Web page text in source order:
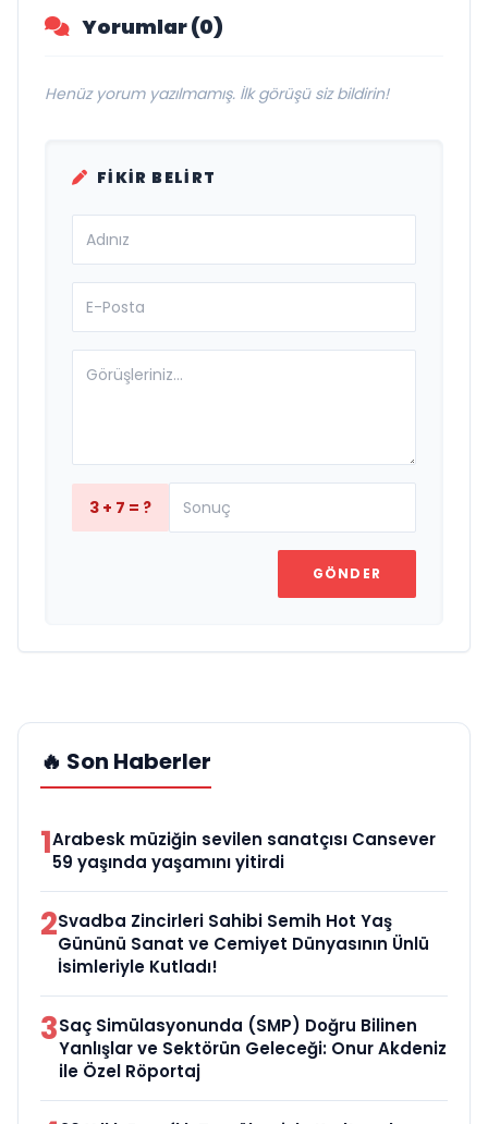
Yorumlar (0)
Henüz yorum yazılmamış. İlk görüşü siz bildirin!
FIKIR BELIRT
3 + 7 = ?
GÖNDER
🔥 Son Haberler
1Arabesk müziğin sevilen sanatçısı Cansever
59 yaşında yaşamını yitirdi
2Svadba Zincirleri Sahibi Semih Hot Yaş
Gününü Sanat ve Cemiyet Dünyasının Ünlü
İsimleriyle Kutladı!
3Saç Simülasyonunda (SMP) Doğru Bilinen
Yanlışlar ve Sektörün Geleceği: Onur Akdeniz
ile Özel Röportaj